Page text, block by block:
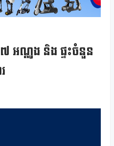
អណ្ដូង និង ផ្ទះចំនួន